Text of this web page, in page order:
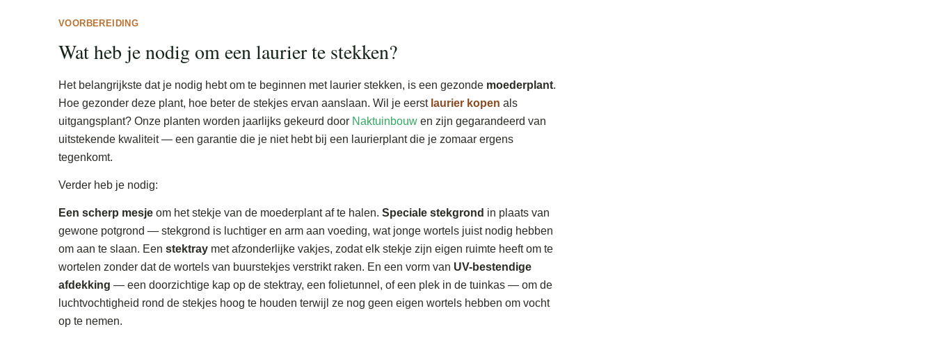
VOORBEREIDING
Wat heb je nodig om een laurier te stekken?
Het belangrijkste dat je nodig hebt om te beginnen met laurier stekken, is een gezonde moederplant.
Hoe gezonder deze plant, hoe beter de stekjes ervan aanslaan. Wil je eerst laurier kopen als
uitgangsplant? Onze planten worden jaarlijks gekeurd door Naktuinbouw en zijn gegarandeerd van
uitstekende kwaliteit — een garantie die je niet hebt bij een laurierplant die je zomaar ergens
tegenkomt.
Verder heb je nodig:
Een scherp mesje om het stekje van de moederplant af te halen. Speciale stekgrond in plaats van
gewone potgrond — stekgrond is luchtiger en arm aan voeding, wat jonge wortels juist nodig hebben
om aan te slaan. Een stektray met afzonderlijke vakjes, zodat elk stekje zijn eigen ruimte heeft om te
wortelen zonder dat de wortels van buurstekjes verstrikt raken. En een vorm van UV-bestendige
afdekking — een doorzichtige kap op de stektray, een folietunnel, of een plek in de tuinkas — om de
luchtvochtigheid rond de stekjes hoog te houden terwijl ze nog geen eigen wortels hebben om vocht
op te nemen.